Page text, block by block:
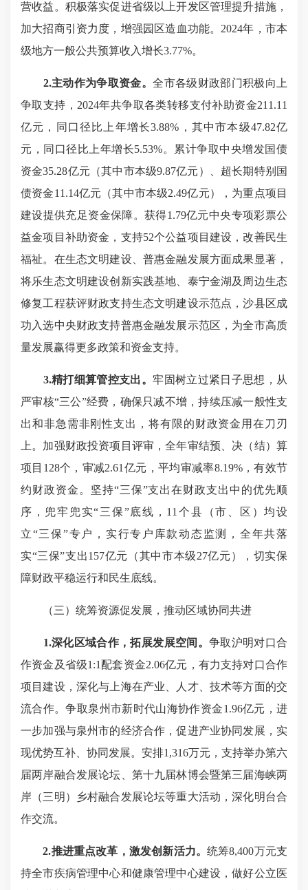
营收益。积极落实促进省级以上开发区管理提升措施，
加大招商引资力度，增强园区造血功能。2024年，市本
级地方一般公共预算收入增长3.77%。
2.主动作为争取资金。全市各级财政部门积极向上
争取支持，2024年共争取各类转移支付补助资金211.11
亿元，同口径比上年增长3.88%，其中市本级47.82亿
元，同口径比上年增长5.53%。累计争取中央增发国债
资金35.28亿元（其中市本级9.87亿元）、超长期特别国
债资金11.14亿元（其中市本级2.49亿元），为重点项目
建设提供充足资金保障。获得1.79亿元中央专项彩票公
益金项目补助资金，支持52个公益项目建设，改善民生
福祉。在生态文明建设、普惠金融发展方面成果显著，
将乐生态文明建设创新实践基地、泰宁金湖及周边生态
修复工程获评财政支持生态文明建设示范点，沙县区成
功入选中央财政支持普惠金融发展示范区，为全市高质
量发展赢得更多政策和资金支持。
3.精打细算管控支出。牢固树立过紧日子思想，从
严审核“三公”经费，确保只减不增，持续压减一般性支
出和非急需非刚性支出，将有限的财政资金用在刀刃
上。加强财政投资项目评审，全年审结预、决（结）算
项目128个，审减2.61亿元，平均审减率8.19%，有效节
约财政资金。坚持“三保”支出在财政支出中的优先顺
序，兜牢兜实“三保”底线，11个县（市、区）均设
立“三保”专户，实行专户库款动态监测，全年共落
实“三保”支出157亿元（其中市本级27亿元），切实保
障财政平稳运行和民生底线。
（三）统筹资源促发展，推动区域协同共进
1.深化区域合作，拓展发展空间。 争取沪明对口合
作资金及省级1:1配套资金2.06亿元，有力支持对口合作
项目建设，深化与上海在产业、人才、技术等方面的交
流合作。争取泉州市新时代山海协作资金1.96亿元，进
一步加强与泉州市的经济合作，促进产业协同发展，实
现优势互补、协同发展。安排1,316万元，支持举办第六
届两岸融合发展论坛、第十九届林博会暨第三届海峡两
岸（三明）乡村融合发展论坛等重大活动，深化明台合
作交流。
2.推进重点改革，激发创新活力。统筹8,400万元支
持全市疾病管理中心和健康管理中心建设，做好公立医